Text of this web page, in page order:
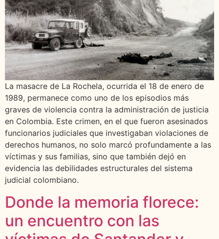
La masacre de La Rochela, ocurrida el 18 de enero de
1989, permanece como uno de los episodios más
graves de violencia contra la administración de justicia
en Colombia. Este crimen, en el que fueron asesinados
funcionarios judiciales que investigaban violaciones de
derechos humanos, no solo marcó profundamente a las
víctimas y sus familias, sino que también dejó en
evidencia las debilidades estructurales del sistema
judicial colombiano.
Donde la memoria florece:
un encuentro con las